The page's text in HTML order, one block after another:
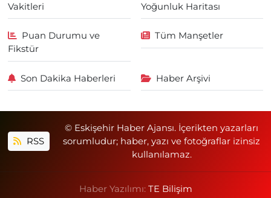
Vakitleri
Yoğunluk Haritası
Puan Durumu ve
Fikstür
Tüm Manşetler
Son Dakika Haberleri Haber Arşivi
RSS
© Eskişehir Haber Ajansı. İçerikten yazarları
sorumludur; haber, yazı ve fotoğraflar izinsiz
kullanılamaz.
Haber Yazılımı: TE Bilişim